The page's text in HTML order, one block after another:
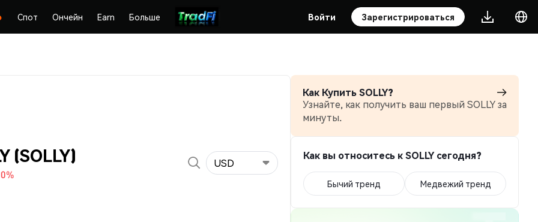
Спот Ончейн Earn Больше Войти Зарегистрироваться
(SOLLY) USD
Как Купить SOLLY?
Узнайте, как получить ваш первый SOLLY за
минуты.
Как вы относитесь к SOLLY сегодня?
Бычий тренд Медвежий тренд